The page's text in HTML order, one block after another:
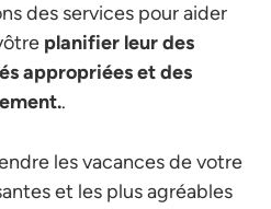
des services pour aider
planifier leurdes
appropriées et des
.
les vacances de votre
et les plus agréables